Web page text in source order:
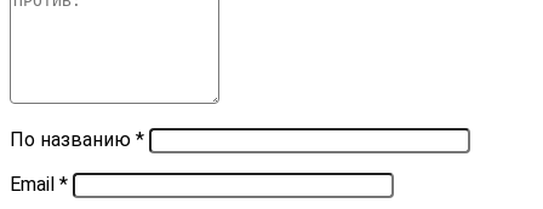
По названию *
Email *